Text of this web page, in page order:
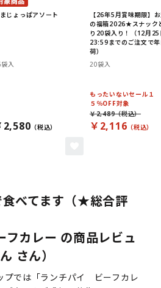
じょっぱアソート
入
2,580
【26年5月賞味期限】
の福箱2026★スナック
り20袋入り！（12月25
23:59までのご注文で
荷）
20袋入
もったいないセール１
５％OFF対象
￥2,116
￥2,489
べてます（★総合評
カレー の商品レビュ
さん）
プでは「ランチパイ ビーフカレ